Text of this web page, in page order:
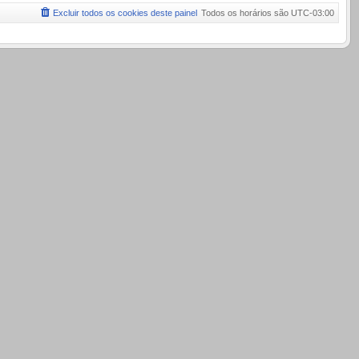
Todos os horários são UTC-03:00
Excluir todos os cookies deste painel